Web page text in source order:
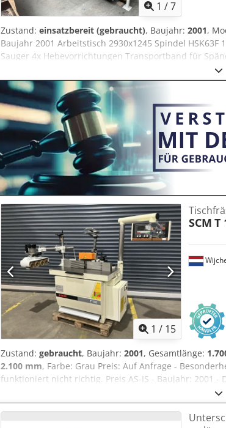
1 /7
Zustand: einsatzbereit (gebraucht), Baujahr: 2001,
Baujahr 2001 Arbeitstisch 2930x1245 Spindel
Sauger 4x Hebevorrichtungen Transportband für
Schlosskasten oder Säge F18 Bohrkopf
1 / 15
SCM T
Zustand: gebraucht, Baujahr: 2001, Gesamtlänge:
2.100 mm, Farbe: Grau Preis: Auf Anfrage -
funktioniert nicht richtig. Preis AS-IS - Baujahr: 2001
vorhanden: Ja - CE-Zertifikat vorhanden: Nein -
- Tischlänge [mm]: 1195 - Tischbreite [mm]: 350 -
Werkzeugschlüssel enthalten: Ja - Spindeldrehzahl: